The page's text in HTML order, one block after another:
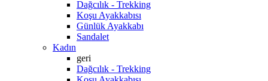
Dağcılık - Trekking
Koşu Ayakkabısı
Günlük Ayakkabı
Sandalet
Kadın
geri
Dağcılık - Trekking